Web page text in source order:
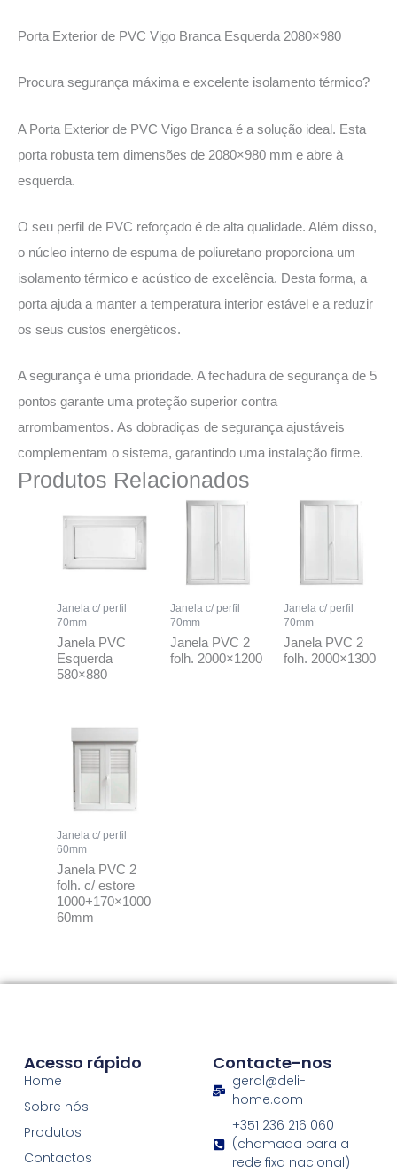
Porta Exterior de PVC Vigo Branca Esquerda 2080×980
Procura segurança máxima e excelente isolamento térmico?
A Porta Exterior de PVC Vigo Branca é a solução ideal. Esta
porta robusta tem dimensões de 2080×980 mm e abre à
esquerda.
O seu perfil de PVC reforçado é de alta qualidade. Além disso,
o núcleo interno de espuma de poliuretano proporciona um
isolamento térmico e acústico de excelência. Desta forma, a
porta ajuda a manter a temperatura interior estável e a reduzir
os seus custos energéticos.
A segurança é uma prioridade. A fechadura de segurança de 5
pontos garante uma proteção superior contra
arrombamentos. As dobradiças de segurança ajustáveis
complementam o sistema, garantindo uma instalação firme.
Produtos Relacionados
Janela c/ perfil
70mm
Janela PVC
Esquerda
580×880
Janela c/ perfil
70mm
Janela PVC 2
folh. 2000×1200
Janela c/ perfil
70mm
Janela PVC 2
folh. 2000×1300
Janela c/ perfil
60mm
Janela PVC 2
folh. c/ estore
1000+170×1000
60mm
Acesso rápido
Home
Sobre nós
Produtos
Contactos
Contacte-nos
geral@deli-
home.com
+351 236 216 060
(chamada para a
rede fixa nacional)